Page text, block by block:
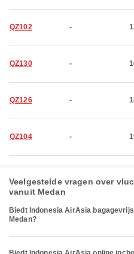
QZ102 -
QZ130 -
QZ126 -
QZ104 -
Veelgestelde vragen over
vanuit Medan
Biedt Indonesia AirAsia
Medan?